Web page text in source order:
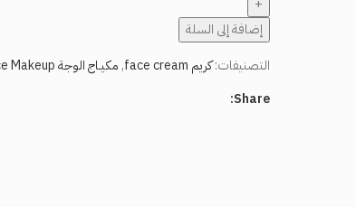
إضافة إلى السلة
التصنيفات:كريم face cream , مكيـاج الوجة Face Makeup
Share: